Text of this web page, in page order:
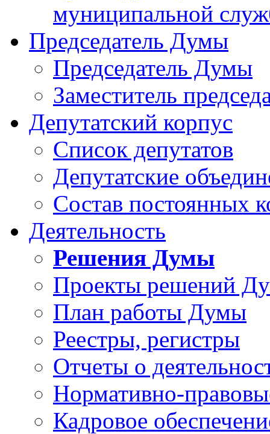
муниципальной
Председатель Думы
Председатель Думы
Заместитель
Депутатский корпус
Список депутатов
Депутатские
Состав постоянных
Деятельность
Решения Думы
Проекты решений
План работы Думы
Реестры, регистры
Отчеты о
Нормативно-
Кадровое